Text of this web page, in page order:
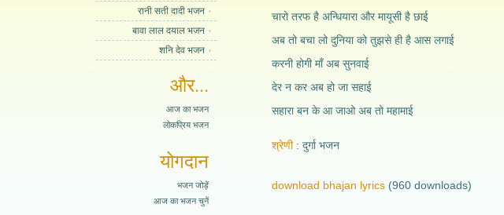
रानी सती दादी भजन
बावा लाल दयाल भजन
शनि देव भजन
और...
आज का भजन
लोकप्रिय भजन
योगदान
भजन जोड़ें
आज का भजन चुनें
चारो तरफ है अन्धियारा और मायूसी है छाई
अब तो बचा लो दुनिया को तुझसे ही है आस लगाई
करनी होगी माँ अब सुनवाई
देर न कर अब हो जा सहाई
सहारा बन के आ जाओ अब तो महामाई
श्रेणी दुर्गा भजन
download bhajan lyrics (960 downloads)